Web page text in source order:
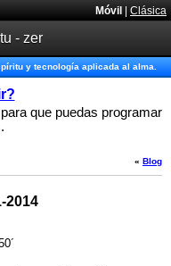
Móvil | Clásica
- zer
y tecnología aplicada al alma.
que puedas programar
« Blog
2014